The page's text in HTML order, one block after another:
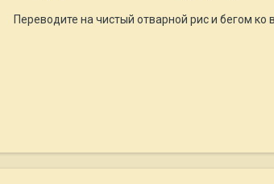
Переводите на чистый отварной рис и бегом ко